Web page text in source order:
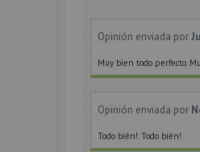
Opinión enviada por
Muy bien todo perfecto.
Opinión enviada por
Todo bién!. Todo bién!